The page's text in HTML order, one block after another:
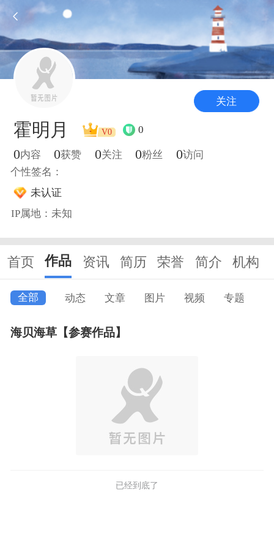
关注
霍明月 V0 0
0内容 0获赞 0关注 0粉丝 0访问
个性签名：
未认证
IP属地：未知
首页 作品 资讯 简历 荣誉 简介 机构
全部 动态 文章 图片 视频 专题
海贝海草【参赛作品】
已经到底了